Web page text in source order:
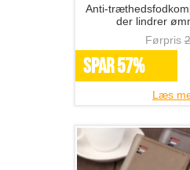
Anti-
der lindrer
Førpris
SPAR 57%
Læs